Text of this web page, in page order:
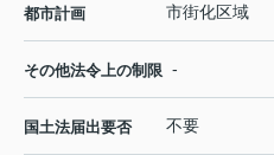
都市計画 市街化区域
その他法令上の制限 -
国土法届出要否 不要